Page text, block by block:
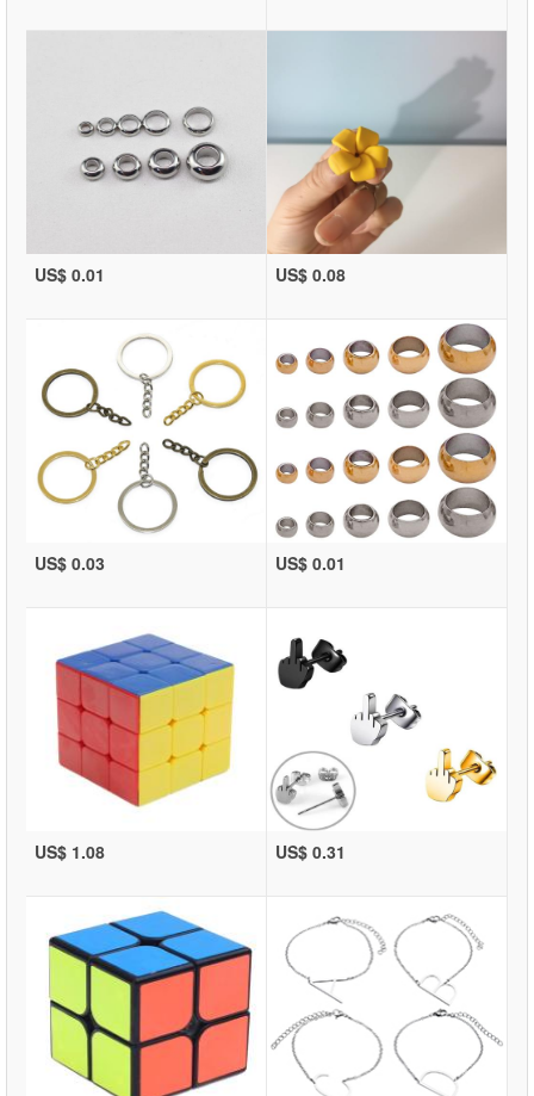
US$ 0.01 US$ 0.08
US$ 0.03 US$ 0.01
US$ 1.08 US$ 0.31